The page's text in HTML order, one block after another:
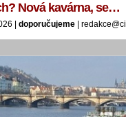
Nová kavárna, se…
| doporučujeme |